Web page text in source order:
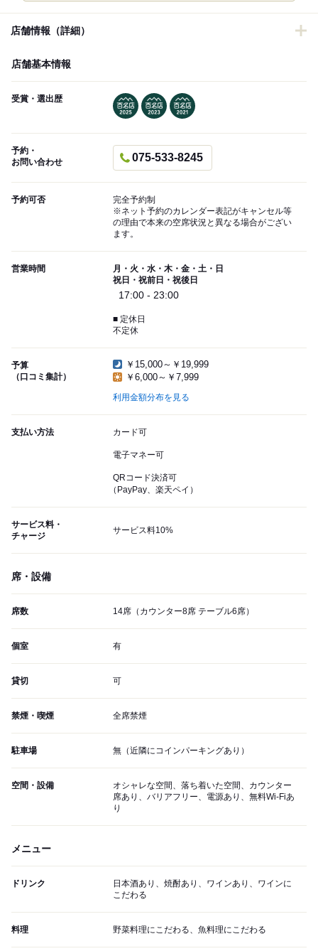
店舗情報（詳細）
店舗基本情報
受賞・選出歴
予約・
お問い合わせ
075-533-8245
予約可否
完全予約制
※ネット予約のカレンダー表記がキャンセル等
の理由で本来の空席状況と異なる場合がござい
ます。
営業時間
月・火・水・木・金・土・日
祝日・祝前日・祝後日
17:00 - 23:00
■ 定休日
不定休
予算
（口コミ集計）
￥15,000～￥19,999
￥6,000～￥7,999
利用金額分布を見る
支払い方法 カード可
電子マネー可
QRコード決済可
（PayPay、楽天ペイ）
サービス料・
チャージ
サービス料10%
席・設備
席数 14席（カウンター8席 テーブル6席）
個室 有
貸切 可
禁煙・喫煙 全席禁煙
駐車場 無（近隣にコインパーキングあり）
空間・設備
オシャレな空間、落ち着いた空間、カウンター
席あり、バリアフリー、電源あり、無料Wi-Fiあ
り
メニュー
ドリンク
日本酒あり、焼酎あり、ワインあり、ワインに
こだわる
料理 野菜料理にこだわる、魚料理にこだわる